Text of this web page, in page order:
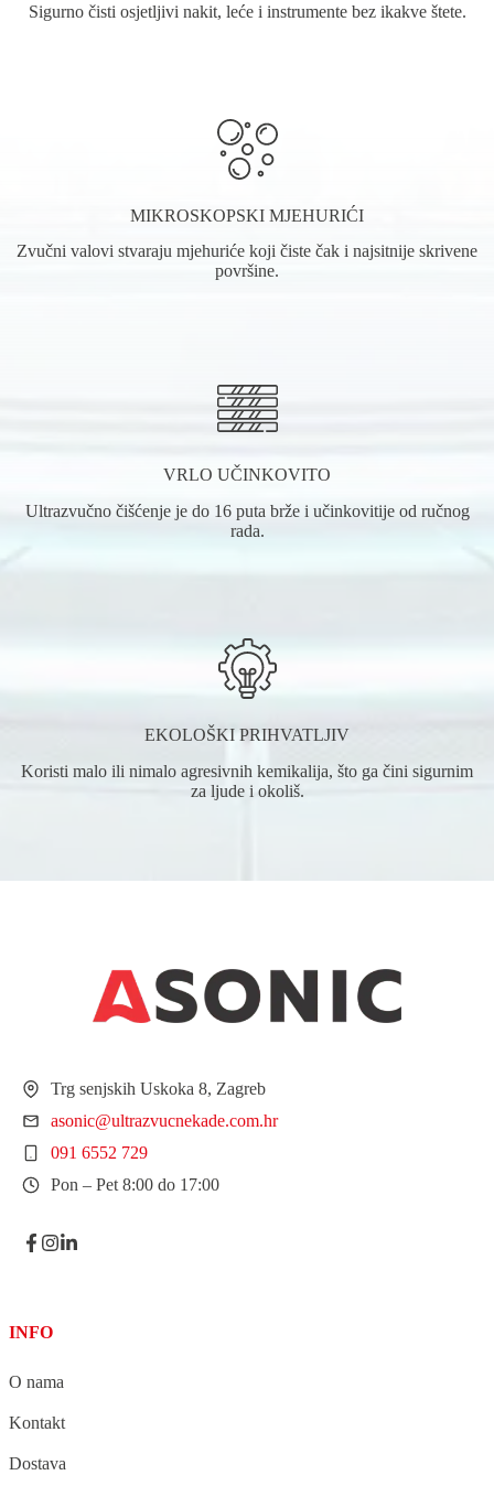
Sigurno čisti osjetljivi nakit, leće i instrumente bez ikakve štete.
MIKROSKOPSKI MJEHURIĆI
Zvučni valovi stvaraju mjehuriće koji čiste čak i najsitnije skrivene
površine.
VRLO UČINKOVITO
Ultrazvučno čišćenje je do 16 puta brže i učinkovitije od ručnog
rada.
EKOLOŠKI PRIHVATLJIV
Koristi malo ili nimalo agresivnih kemikalija, što ga čini sigurnim
za ljude i okoliš.
Trg senjskih Uskoka 8, Zagreb
asonic@ultrazvucnekade.com.hr
091 6552 729
Pon – Pet 8:00 do 17:00
INFO
O nama
Kontakt
Dostava